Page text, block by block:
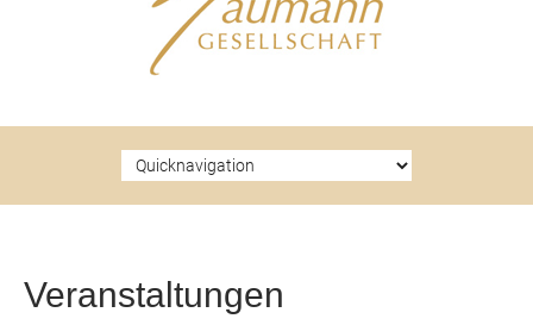
Veranstaltungen